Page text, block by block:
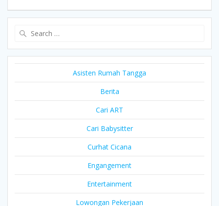
Asisten Rumah Tangga
Berita
Cari ART
Cari Babysitter
Curhat Cicana
Engangement
Entertainment
Lowongan Pekerjaan